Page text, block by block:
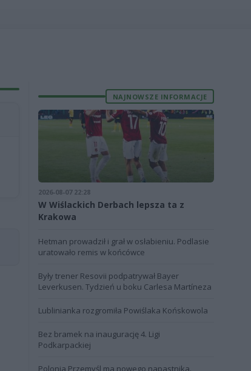
NAJNOWSZE INFORMACJE
2026-08-07 22:28
W Wiślackich Derbach lepsza ta z
Krakowa
Hetman prowadził i grał w osłabieniu. Podlasie
uratowało remis w końcówce
Były trener Resovii podpatrywał Bayer
Leverkusen. Tydzień u boku Carlesa Martíneza
Lublinianka rozgromiła Powiślaka Końskowola
Bez bramek na inaugurację 4. Ligi
Podkarpackiej
Polonia Przemyśl ma nowego napastnika.